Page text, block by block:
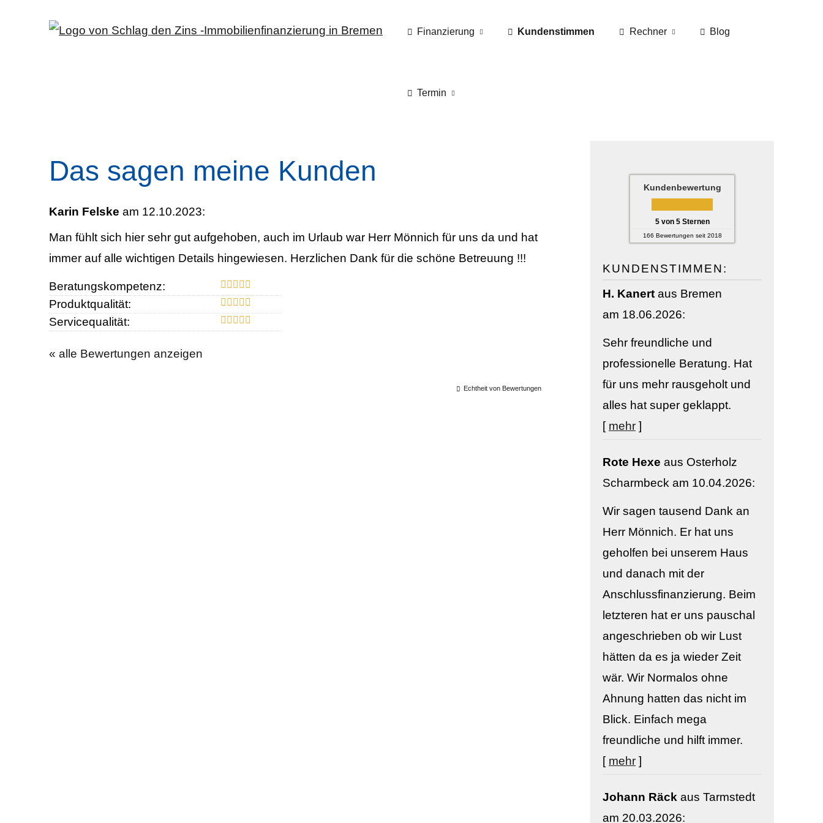
Finanzierung Kundenstimmen Rechner Blog
Termin
Kundenbewertung
5von 5Sternen
166 Bewertungen seit 2018
KUNDENSTIMMEN:
H. Kanert aus Bremen
am 18.06.2026:
Sehr freundliche und
professionelle Beratung. Hat
für uns mehr rausgeholt und
alles hat super geklappt.
[ mehr ]
Rote Hexe aus Osterholz
Scharmbeck am 10.04.2026:
Wir sagen tausend Dank an
Herr Mönnich. Er hat uns
geholfen bei unserem Haus
und danach mit der
Anschlussfinanzierung. Beim
letzteren hat er uns pauschal
angeschrieben ob wir Lust
hätten da es ja wieder Zeit
wär. Wir Normalos ohne
Ahnung hatten das nicht im
Blick. Einfach mega
freundliche und hilft immer.
[ mehr ]
Johann Räck aus Tarmstedt
am 20.03.2026:
Das sagen meine Kunden
Karin Felske am 12.10.2023:
Man fühlt sich hier sehr gut aufgehoben, auch im Urlaub war Herr Mönnich für uns da und hat
immer auf alle wichtigen Details hingewiesen. Herzlichen Dank für die schöne Betreuung !!!
Beratungskompetenz:
Produktqualität:
Servicequalität:
« alle Bewertungen anzeigen
Echtheit von Bewertungen